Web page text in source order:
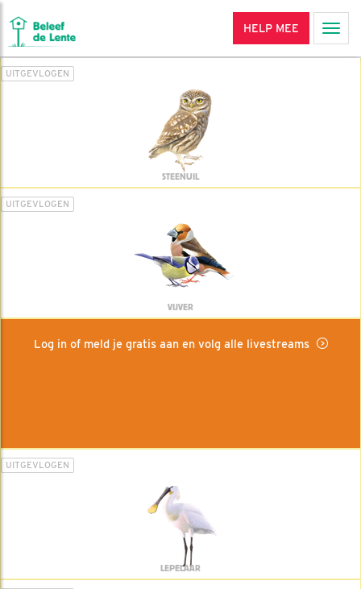
HELP MEE
UITGEVLOGEN
STEENUIL
UITGEVLOGEN
VIJVER
Log in of meld je gratis aan en volg alle livestreams
UITGEVLOGEN
LEPELAAR